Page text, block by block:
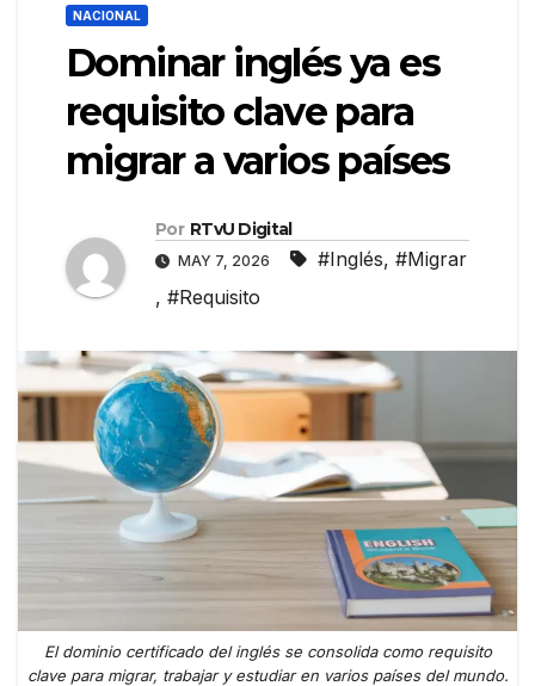
NACIONAL
Dominar inglés ya es
requisito clave para
migrar a varios países
Por RTvU Digital
MAY 7, 2026 #Inglés, #Migrar
, #Requisito
El dominio certificado del inglés se consolida como requisito
clave para migrar, trabajar y estudiar en varios países del mundo.